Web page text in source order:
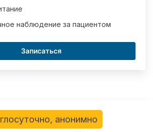
наблюдение за пациентом
Записаться
анонимно